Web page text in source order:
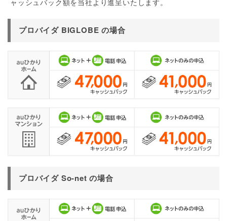
プロバイダ BIGLOBE の場合
プロバイダ So-net の場合